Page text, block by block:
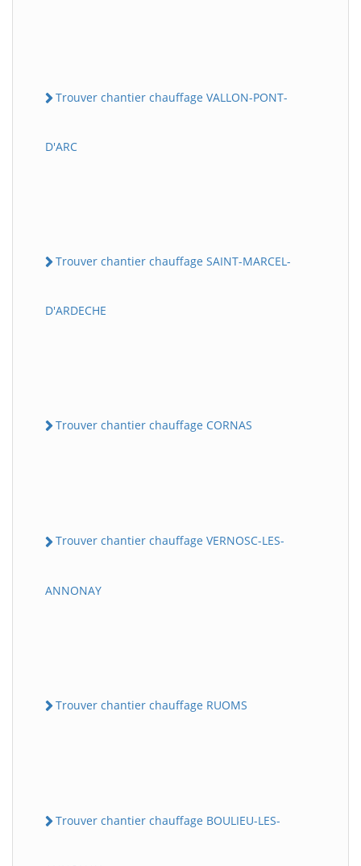
Trouver chantier chauffage VALLON-PONT-
D'ARC
Trouver chantier chauffage SAINT-MARCEL-
D'ARDECHE
Trouver chantier chauffage CORNAS
Trouver chantier chauffage VERNOSC-LES-
ANNONAY
Trouver chantier chauffage RUOMS
Trouver chantier chauffage BOULIEU-LES-